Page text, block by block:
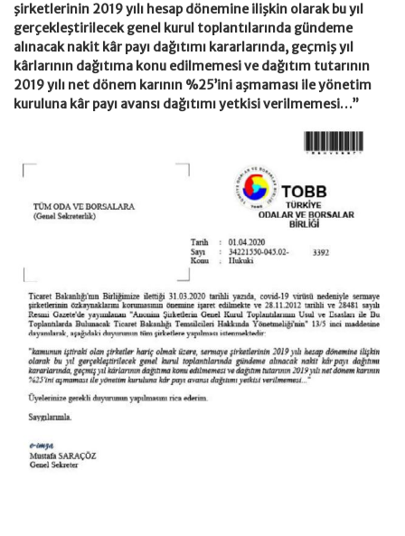
şirketlerinin 2019 yılı hesap dönemine ilişkin olarak bu yıl
gerçekleştirilecek genel kurul toplantılarında gündeme
alınacak nakit kâr payı dağıtımı kararlarında, geçmiş yıl
kârlarının dağıtıma konu edilmemesi ve dağıtım tutarının
2019 yılı net dönem karının %25’ini aşmaması ile yönetim
kuruluna kâr payı avansı dağıtımı yetkisi verilmemesi…”